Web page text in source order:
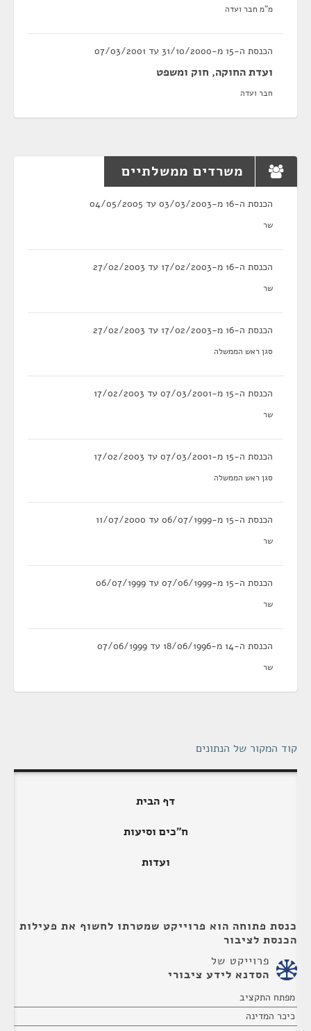
מ"מ חבר ועדה
הכנסת ה-15 מ-31/10/2000 עד 07/03/2001
ועדת החוקה, חוק ומשפט
חבר ועדה
משרדים ממשלתיים
הכנסת ה-16 מ-03/03/2003 עד 04/05/2005
שר
הכנסת ה-16 מ-17/02/2003 עד 27/02/2003
שר
הכנסת ה-16 מ-17/02/2003 עד 27/02/2003
סגן ראש הממשלה
הכנסת ה-15 מ-07/03/2001 עד 17/02/2003
שר
הכנסת ה-15 מ-07/03/2001 עד 17/02/2003
סגן ראש הממשלה
הכנסת ה-15 מ-06/07/1999 עד 11/07/2000
שר
הכנסת ה-15 מ-07/06/1999 עד 06/07/1999
שר
הכנסת ה-14 מ-18/06/1996 עד 07/06/1999
שר
קוד המקור של הנתונים
דף הבית
ח"כים וסיעות
ועדות
כנסת פתוחה הוא פרוייקט שמטרתו לחשוף את פעילות
הכנסת לציבור
פרוייקט של
הסדנא לידע ציבורי
מפתח התקציב
כיכר המדינה